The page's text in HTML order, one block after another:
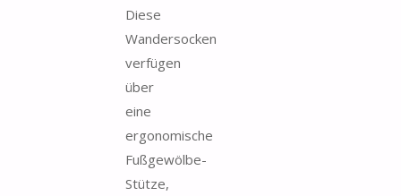
Diese
Wandersocken
verfügen
über
eine
ergonomische
Fußgewölbe-
Stütze,